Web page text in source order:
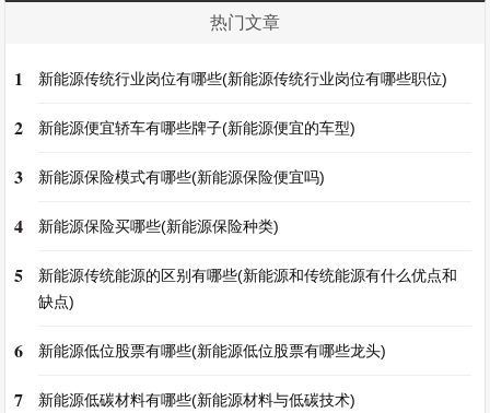
热门文章
1 新能源传统行业岗位有哪些(新能源传统行业岗位有哪些职位)
2 新能源便宜轿车有哪些牌子(新能源便宜的车型)
3 新能源保险模式有哪些(新能源保险便宜吗)
4 新能源保险买哪些(新能源保险种类)
5
新能源传统能源的区别有哪些(新能源和传统能源有什么优点和
缺点)
6 新能源低位股票有哪些(新能源低位股票有哪些龙头)
7 新能源低碳材料有哪些(新能源材料与低碳技术)